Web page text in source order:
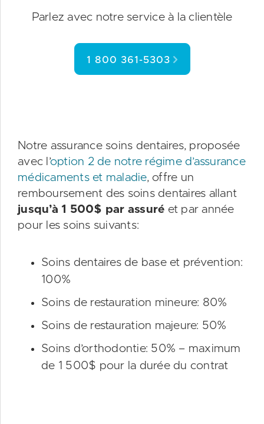
Parlez avec notre service à la clientèle
1 800 361-5303
Notre assurance soins dentaires, proposée
avec l’option 2 de notre régime d’assurance
médicaments et maladie, offre un
remboursement des soins dentaires allant
jusqu’à 1 500$ par assuré et par année
pour les soins suivants:
Soins dentaires de base et prévention:
100%
Soins de restauration mineure: 80%
Soins de restauration majeure: 50%
Soins d’orthodontie: 50% – maximum
de 1 500$ pour la durée du contrat